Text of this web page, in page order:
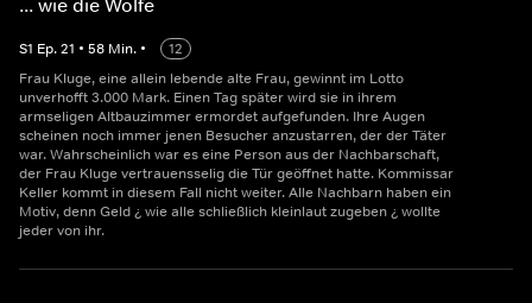
... wie die Wölfe
S1 Ep.21 • 58 Min. •
12
Frau Kluge, eine allein lebende alte Frau, gewinnt im Lotto
unverhofft 3.000 Mark. Einen Tag später wird sie in ihrem
armseligen Altbauzimmer ermordet aufgefunden. Ihre Augen
scheinen noch immer jenen Besucher anzustarren, der der Täter
war. Wahrscheinlich war es eine Person aus der Nachbarschaft,
der Frau Kluge vertrauensselig die Tür geöffnet hatte. Kommissar
Keller kommt in diesem Fall nicht weiter. Alle Nachbarn haben ein
Motiv, denn Geld ¿ wie alle schließlich kleinlaut zugeben ¿ wollte
jeder von ihr.